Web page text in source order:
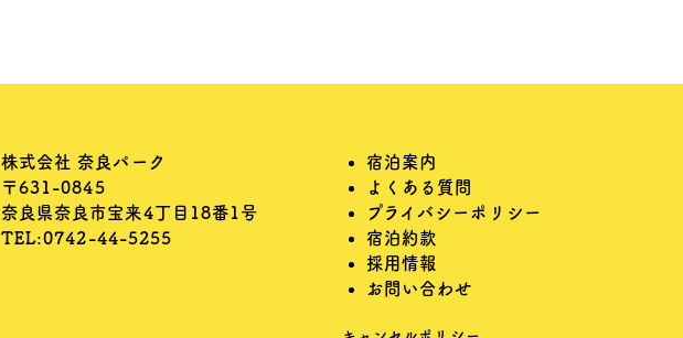
株式会社 奈良パーク
〒631-0845
奈良県奈良市宝来4丁目18番1号
TEL:0742-44-5255
宿泊案内
よくある質問
プライバシーポリシー
宿泊約款
採用情報
お問い合わせ